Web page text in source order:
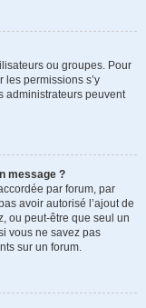
ou groupes. Pour
les permissions s’y
administrateurs peuvent
message ?
par forum, par
avoir autorisé l’ajout de
ou peut-être que seul un
vous ne savez pas
sur un forum.